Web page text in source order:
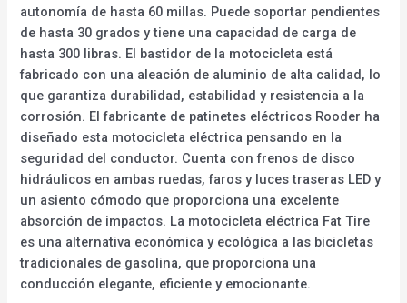
autonomía de hasta 60 millas. Puede soportar pendientes
de hasta 30 grados y tiene una capacidad de carga de
hasta 300 libras. El bastidor de la motocicleta está
fabricado con una aleación de aluminio de alta calidad, lo
que garantiza durabilidad, estabilidad y resistencia a la
corrosión. El fabricante de patinetes eléctricos Rooder ha
diseñado esta motocicleta eléctrica pensando en la
seguridad del conductor. Cuenta con frenos de disco
hidráulicos en ambas ruedas, faros y luces traseras LED y
un asiento cómodo que proporciona una excelente
absorción de impactos. La motocicleta eléctrica Fat Tire
es una alternativa económica y ecológica a las bicicletas
tradicionales de gasolina, que proporciona una
conducción elegante, eficiente y emocionante.